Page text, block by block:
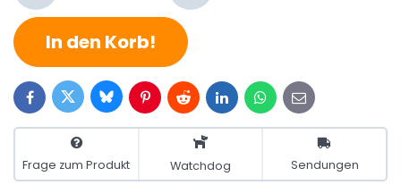
In den Korb!
FacebookTwitterBlueskyPinterestRedditLinkedInWhatsApp
E-
mail
Frage zum Produkt Watchdog Sendungen